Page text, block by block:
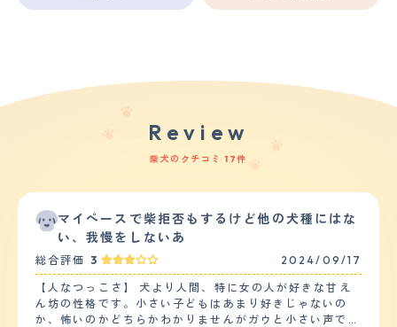
Review
柴犬のクチコミ 17件
マイペースで柴拒否もするけど他の犬種にはな
い、我慢をしないあ
総合評価 3 2024/09/17
【人なつっこさ】 犬より人間、特に女の人が好きな甘え
ん坊の性格です。小さい子どもはあまり好きじゃないの
か、怖いのかどちらかわかりませんがガウと小さい声で鳴